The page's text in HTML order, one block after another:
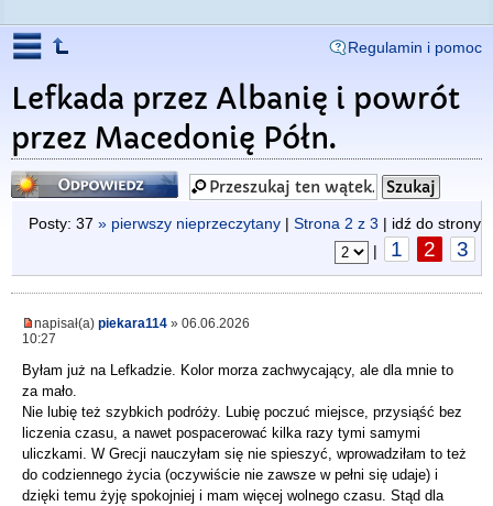
Regulamin i pomoc
Lefkada przez Albanię i powrót
przez Macedonię Półn.
Odpowiedz
Posty: 37 » pierwszy nieprzeczytany | Strona 2 z 3 | idź do strony
|
1 2 3
napisał(a) piekara114 » 06.06.2026
10:27
Byłam już na Lefkadzie. Kolor morza zachwycający, ale dla mnie to
za mało.
Nie lubię też szybkich podróży. Lubię poczuć miejsce, przysiąść bez
liczenia czasu, a nawet pospacerować kilka razy tymi samymi
uliczkami. W Grecji nauczyłam się nie spieszyć, wprowadziłam to też
do codziennego życia (oczywiście nie zawsze w pełni się udaje) i
dzięki temu żyję spokojniej i mam więcej wolnego czasu. Stąd dla